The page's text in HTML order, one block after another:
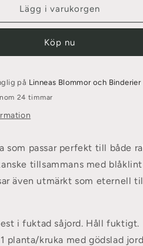
Lägg i varukorgen
Köp nu
på Linneas Blommor och Binderier
24 timmar
som passar perfekt till både
tillsammans med
även utmärkt som eternell
i fuktad såjord. Håll fuktigt.
planta/kruka med gödslad